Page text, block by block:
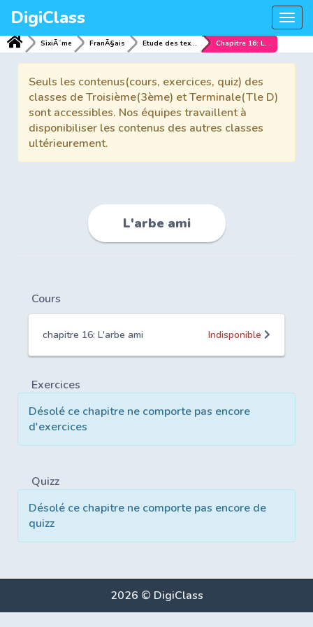
DigiClass
SixiÃ¨me FranÃ§ais Etude des textes Chapitre 16: L'arbe ami
Seuls les contenus(cours, exercices, quiz) des
classes de Troisième(3ème) et Terminale(Tle D)
sont accessibles. Nos équipes travaillent à
disponibiliser les contenus des autres classes
ultérieurement.
L'arbe ami
Cours
chapitre 16: L'arbe ami Indisponible
Exercices
Désolé ce chapitre ne comporte pas encore
d'exercices
Quizz
Désolé ce chapitre ne comporte pas encore de
quizz
2026 © DigiClass